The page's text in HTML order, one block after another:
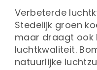
Verbeterde
Stedelijk groen
maar draagt ook
luchtkwaliteit.
natuurlijke